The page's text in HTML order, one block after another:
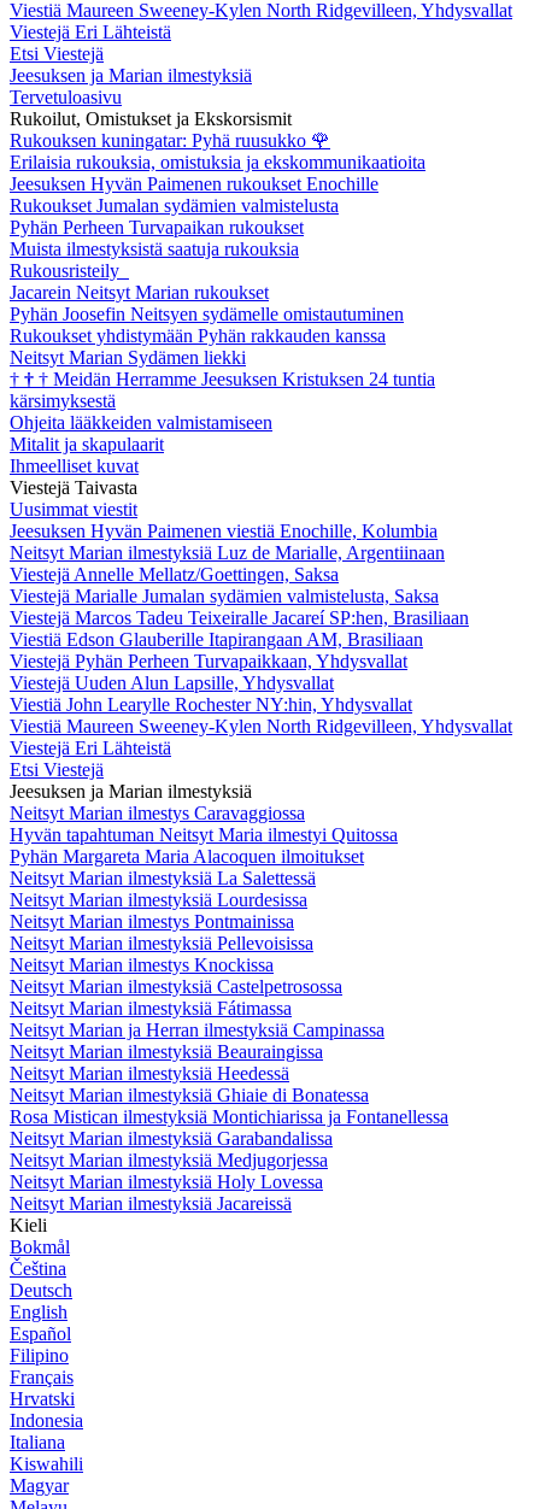
Viestiä Maureen Sweeney-Kylen North Ridgevilleen, Yhdysvallat
Viestejä Eri Lähteistä
Etsi Viestejä
Jeesuksen ja Marian ilmestyksiä
Tervetuloasivu
Rukoilut, Omistukset ja Ekskorsismit
Rukouksen kuningatar: Pyhä ruusukko 🌹
Erilaisia rukouksia, omistuksia ja ekskommunikaatioita
Jeesuksen Hyvän Paimenen rukoukset Enochille
Rukoukset Jumalan sydämien valmistelusta
Pyhän Perheen Turvapaikan rukoukset
Muista ilmestyksistä saatuja rukouksia
Rukousristeily
Jacarein Neitsyt Marian rukoukset
Pyhän Joosefin Neitsyen sydämelle omistautuminen
Rukoukset yhdistymään Pyhän rakkauden kanssa
Neitsyt Marian Sydämen liekki
† † † Meidän Herramme Jeesuksen Kristuksen 24 tuntia
kärsimyksestä
Ohjeita lääkkeiden valmistamiseen
Mitalit ja skapulaarit
Ihmeelliset kuvat
Viestejä Taivasta
Uusimmat viestit
Jeesuksen Hyvän Paimenen viestiä Enochille, Kolumbia
Neitsyt Marian ilmestyksiä Luz de Marialle, Argentiinaan
Viestejä Annelle Mellatz/Goettingen, Saksa
Viestejä Marialle Jumalan sydämien valmistelusta, Saksa
Viestejä Marcos Tadeu Teixeiralle Jacareí SP:hen, Brasiliaan
Viestiä Edson Glauberille Itapirangaan AM, Brasiliaan
Viestejä Pyhän Perheen Turvapaikkaan, Yhdysvallat
Viestejä Uuden Alun Lapsille, Yhdysvallat
Viestiä John Learylle Rochester NY:hin, Yhdysvallat
Viestiä Maureen Sweeney-Kylen North Ridgevilleen, Yhdysvallat
Viestejä Eri Lähteistä
Etsi Viestejä
Jeesuksen ja Marian ilmestyksiä
Neitsyt Marian ilmestys Caravaggiossa
Hyvän tapahtuman Neitsyt Maria ilmestyi Quitossa
Pyhän Margareta Maria Alacoquen ilmoitukset
Neitsyt Marian ilmestyksiä La Salettessä
Neitsyt Marian ilmestyksiä Lourdesissa
Neitsyt Marian ilmestys Pontmainissa
Neitsyt Marian ilmestyksiä Pellevoisissa
Neitsyt Marian ilmestys Knockissa
Neitsyt Marian ilmestyksiä Castelpetrosossa
Neitsyt Marian ilmestyksiä Fátimassa
Neitsyt Marian ja Herran ilmestyksiä Campinassa
Neitsyt Marian ilmestyksiä Beauraingissa
Neitsyt Marian ilmestyksiä Heedessä
Neitsyt Marian ilmestyksiä Ghiaie di Bonatessa
Rosa Mistican ilmestyksiä Montichiarissa ja Fontanellessa
Neitsyt Marian ilmestyksiä Garabandalissa
Neitsyt Marian ilmestyksiä Medjugorjessa
Neitsyt Marian ilmestyksiä Holy Lovessa
Neitsyt Marian ilmestyksiä Jacareissä
Kieli
Bokmål
Čeština
Deutsch
English
Español
Filipino
Français
Hrvatski
Indonesia
Italiana
Kiswahili
Magyar